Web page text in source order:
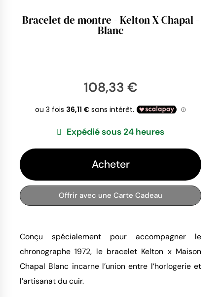
Bracelet de montre - Kelton X Chapal -
Blanc
108,33 €
Expédié sous 24 heures
Acheter
Offrir avec une Carte Cadeau
Conçu spécialement pour accompagner le
chronographe 1972, le bracelet Kelton x Maison
Chapal Blanc incarne l’union entre l’horlogerie et
l’artisanat du cuir.